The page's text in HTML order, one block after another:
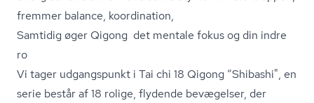
fremmer balance, koordination,
Samtidig øger Qigong det mentale fokus og din indre
ro
Vi tager udgangspunkt i Tai chi 18 Qigong “Shibashi", en
serie består af 18 rolige, flydende bevægelser, der